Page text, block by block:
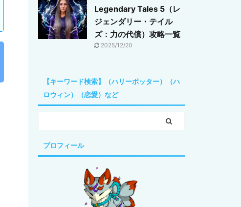
Legendary Tales 5（レ
ジェンダリー・テイル
ズ：力の代償）攻略一覧
2025/12/20
【キーワード検索】（ハリーポッター）（ハ
ロウィン）（恋愛）など
プロフィール